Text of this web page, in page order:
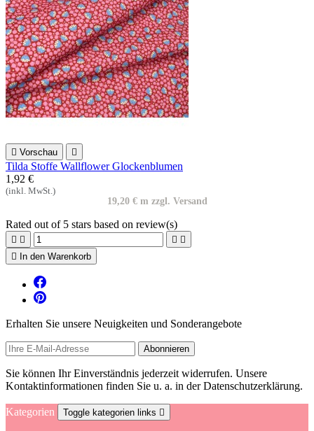
 Vorschau 
Tilda Stoffe Wallflower Glockenblumen
1,92 €
(inkl. MwSt.)
19,20 € m zzgl. Versand
Rated out of 5 stars based on review(s)
   

In den Warenkorb
Erhalten Sie unsere Neuigkeiten und Sonderangebote
Sie können Ihr Einverständnis jederzeit widerrufen. Unsere
Kontaktinformationen finden Sie u. a. in der Datenschutzerklärung.
Kategorien Toggle kategorien links 